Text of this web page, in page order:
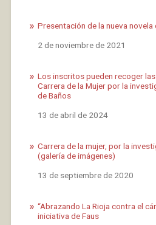
Presentación de la nueva
Fecha
2 de noviembre de 2021
Los inscritos pueden recoger
Carrera de la Mujer por la
de Baños
Fecha
13 de abril de 2024
Carrera de la mujer, por la
(galería de imágenes)
Fecha
13 de septiembre de 2020
“Abrazando La Rioja contra el
iniciativa de Faus